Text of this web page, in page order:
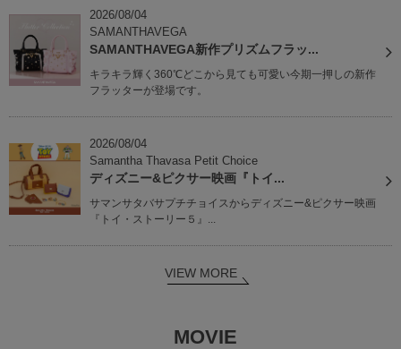
2026/08/04
SAMANTHAVEGA
SAMANTHAVEGA新作プリズムフラッ...
キラキラ輝く360℃どこから見ても可愛い今期一押しの新作
フラッターが登場です。
2026/08/04
Samantha Thavasa Petit Choice
ディズニー&ピクサー映画『トイ...
サマンサタバサプチチョイスからディズニー&ピクサー映画
『トイ・ストーリー５』...
VIEW MORE
MOVIE